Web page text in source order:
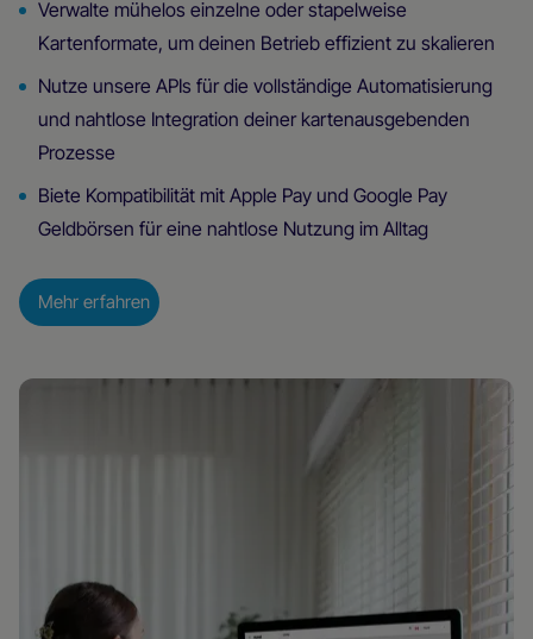
Verwalte mühelos einzelne oder stapelweise
Kartenformate, um deinen Betrieb effizient zu skalieren
Nutze unsere APIs für die vollständige Automatisierung
und nahtlose Integration deiner kartenausgebenden
Prozesse
Biete Kompatibilität mit Apple Pay und Google Pay
Geldbörsen für eine nahtlose Nutzung im Alltag
Mehr erfahren